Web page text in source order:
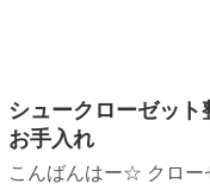
シュークローゼット
お手入れ
こんばんはー☆ クロー